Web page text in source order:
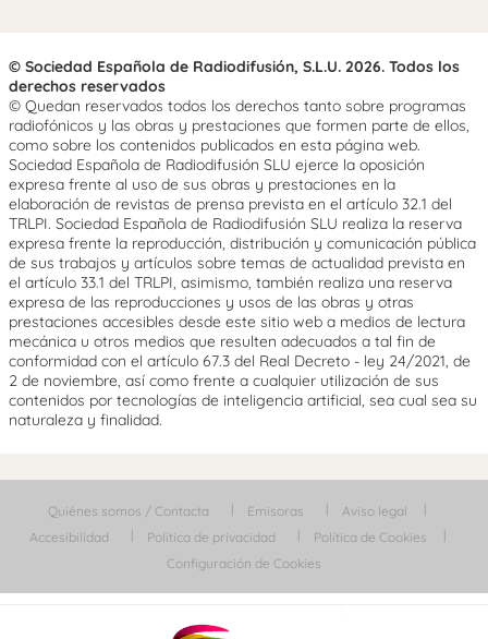
© Sociedad Española de Radiodifusión, S.L.U. 2026. Todos los
derechos reservados
© Quedan reservados todos los derechos tanto sobre programas
radiofónicos y las obras y prestaciones que formen parte de ellos,
como sobre los contenidos publicados en esta página web.
Sociedad Española de Radiodifusión SLU ejerce la oposición
expresa frente al uso de sus obras y prestaciones en la
elaboración de revistas de prensa prevista en el artículo 32.1 del
TRLPI. Sociedad Española de Radiodifusión SLU realiza la reserva
expresa frente la reproducción, distribución y comunicación pública
de sus trabajos y artículos sobre temas de actualidad prevista en
el artículo 33.1 del TRLPI, asimismo, también realiza una reserva
expresa de las reproducciones y usos de las obras y otras
prestaciones accesibles desde este sitio web a medios de lectura
mecánica u otros medios que resulten adecuados a tal fin de
conformidad con el artículo 67.3 del Real Decreto - ley 24/2021, de
2 de noviembre, así como frente a cualquier utilización de sus
contenidos por tecnologías de inteligencia artificial, sea cual sea su
naturaleza y finalidad.
Quiénes somos / Contacta Emisoras
Aviso legal
Accesibilidad
Política de privacidad
Política de Cookies
Configuración de Cookies